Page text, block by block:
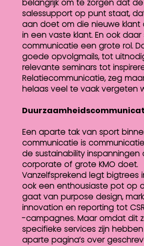
belangrijk om te zorgen dat
salessupport op punt staat,
aan doet om die nieuwe klant
in een vaste klant. En ook
communicatie een grote rol.
goede opvolgmails, tot
relevante seminars tot
Relatiecommunicatie, zeg
helaas veel te vaak vergeten
Een aparte tak van sport
communicatie is
de sustainability inspanningen
corporate of grote KMO doet.
Vanzelfsprekend legt bigtrees
ook een enthousiaste pot op
gaat van purpose design,
innovation en reporting tot
-campagnes. Maar omdat dit
specifieke services zijn
aparte pagina’s over